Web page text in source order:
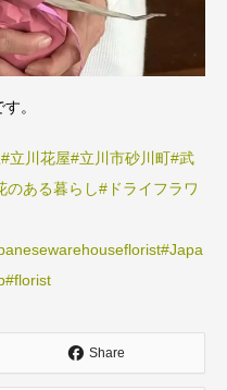
。
#立川花屋#立川市砂川町#武
のある暮らし#ドライフラワ
#Japa
#florist
Share